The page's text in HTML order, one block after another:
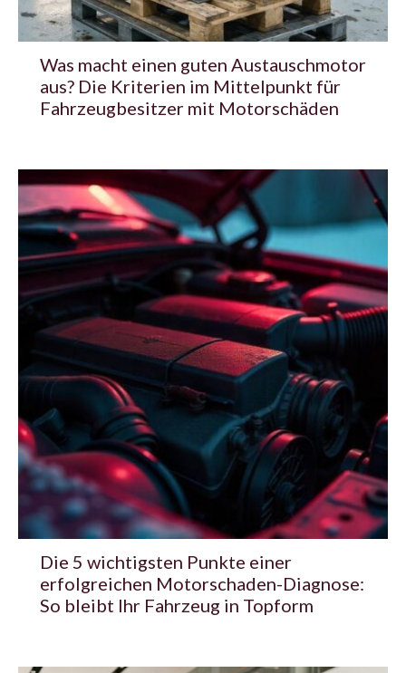
Was macht einen guten Austauschmotor
aus? Die Kriterien im Mittelpunkt für
Fahrzeugbesitzer mit Motorschäden
Die 5 wichtigsten Punkte einer
erfolgreichen Motorschaden-Diagnose:
So bleibt Ihr Fahrzeug in Topform